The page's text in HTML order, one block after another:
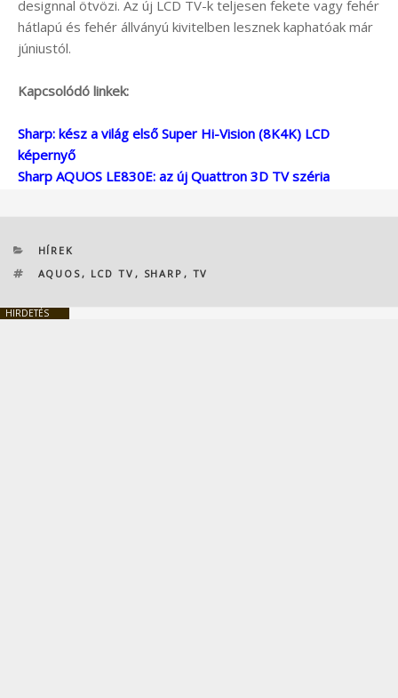
designnal ötvözi. Az új LCD TV-k teljesen fekete vagy fehér
hátlapú és fehér állványú kivitelben lesznek kaphatóak már
júniustól.
Kapcsolódó linkek:
Sharp: kész a világ első Super Hi-Vision (8K4K) LCD
képernyő
Sharp AQUOS LE830E: az új Quattron 3D TV széria
KATEGÓRIÁK
HÍREK
CÍMKÉK
AQUOS , LCD TV , SHARP , TV
HIRDETÉS